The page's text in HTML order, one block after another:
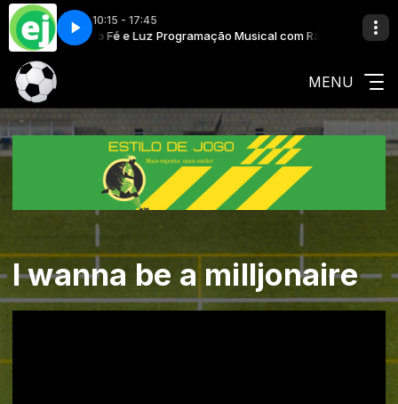
10:15 - 17:45
com Rádio Fé e Luz Programação Musical com Rádio Fé e Luz
Love E-Lye Creed- Résumé for Love
MENU
I wanna be a milljonaire